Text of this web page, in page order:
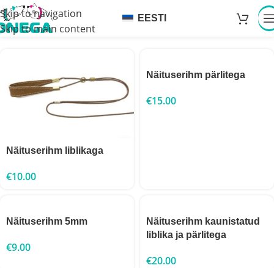
Skip to navigation
Skip to main content
EESTI
Näituserihm liblikaga
€10.00
Näituserihm pärlitega
€15.00
Näituserihm 5mm
€9.00
Näituserihm kaunistatud
liblika ja pärlitega
€20.00